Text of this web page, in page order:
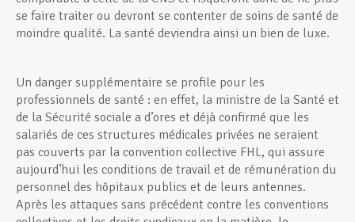
se faire traiter ou devront se contenter de soins de santé de
moindre qualité. La santé deviendra ainsi un bien de luxe.
Un danger supplémentaire se profile pour les
professionnels de santé : en effet, la ministre de la Santé et
de la Sécurité sociale a d’ores et déjà confirmé que les
salariés de ces structures médicales privées ne seraient
pas couverts par la convention collective FHL, qui assure
aujourd’hui les conditions de travail et de rémunération du
personnel des hôpitaux publics et de leurs antennes.
Après les attaques sans précédent contre les conventions